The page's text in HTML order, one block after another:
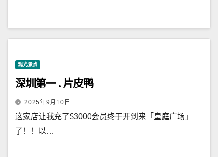
观光景点
深圳第一 . 片皮鸭
2025年9月10日
这家店让我充了$3000会员终于开到来「皇庭广场」
了！！以…